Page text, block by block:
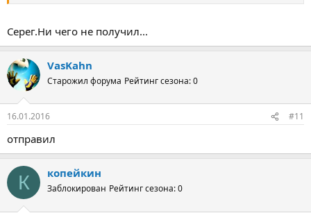
Серег.Ни чего не получил...
VasKahn
Старожил форума Рейтинг сезона: 0
16.01.2016 #11
отправил
К копейкин
Заблокирован Рейтинг сезона: 0